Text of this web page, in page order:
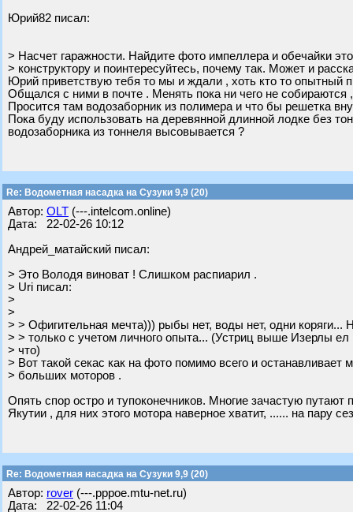
Юрий82 писал:
> Насчет гаражности. Найдите фото импеллера и обечайки
> конструктору и поинтересуйтесь, почему так. Может и
Юрий приветствую тебя то мы и ждали , хоть кто то опытный
Общался с ними в почте . Менять пока ни чего не
Просится там водозаборник из полимера и что бы решетка
Пока буду использовать на деревянной длинной лодке без
водозаборника из тоннеля высовывается ?
Re: Водометная насадка на Сузуки 9,9 (20)
Автор: OLT (---.intelcom.online)
Дата: 22-02-26 10:12
Андрей_матайский писал:
> Это Володя виноват ! Слишком распиарил .
> Uri писал:
>
>
> > Офигительная мечта))) рыбы нет, воды нет, одни коряги...
> > только с учетом личного опыта... (Устриц выше Изерлы ел
> что)
> Вот такой секас как на фото помимо всего и останавливает
> больших моторов .
Опять спор остро и тупоконечников. Многие зачастую
Якутии , для них этого мотора наверное хватит, ...... на пару
Re: Водометная насадка на Сузуки 9,9 (20)
Автор: rover (---.pppoe.mtu-net.ru)
Дата: 22-02-26 11:04